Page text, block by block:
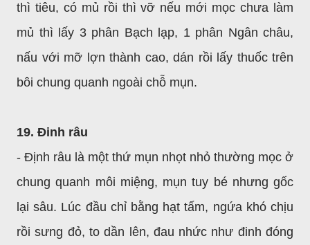
thì tiêu, có mủ rồi thì vỡ nếu mới mọc chưa làm
mủ thì lấy 3 phân Bạch lạp, 1 phân Ngân châu,
nấu với mỡ lợn thành cao, dán rồi lấy thuốc trên
bôi chung quanh ngoài chỗ mụn.
19. Đinh râu
- Định râu là một thứ mụn nhọt nhỏ thường mọc ở
chung quanh môi miệng, mụn tuy bé nhưng gốc
lại sâu. Lúc đầu chỉ bằng hạt tấm, ngứa khó chịu
rồi sưng đỏ, to dần lên, đau nhức như đinh đóng